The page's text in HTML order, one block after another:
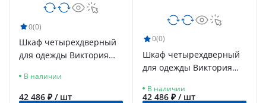
0(0)
Шкаф четырехдверный
для одежды Виктория
В наличии
42 486 ₽ / шт
0(0)
Шкаф четырехдверный
для одежды Виктория
светлое
В наличии
42 486 ₽ / шт